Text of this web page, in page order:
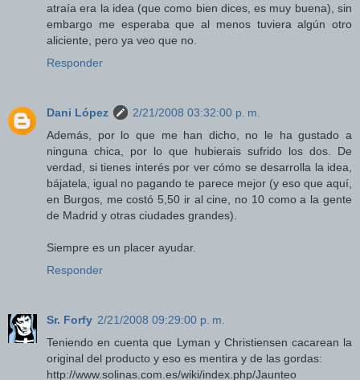
atraía era la idea (que como bien dices, es muy buena), sin
embargo me esperaba que al menos tuviera algún otro
aliciente, pero ya veo que no.
Responder
Dani López
2/21/2008 03:32:00 p. m.
Además, por lo que me han dicho, no le ha gustado a
ninguna chica, por lo que hubierais sufrido los dos. De
verdad, si tienes interés por ver cómo se desarrolla la idea,
bájatela, igual no pagando te parece mejor (y eso que aquí,
en Burgos, me costó 5,50 ir al cine, no 10 como a la gente
de Madrid y otras ciudades grandes).
Siempre es un placer ayudar.
Responder
Sr. Forfy 2/21/2008 09:29:00 p. m.
Teniendo en cuenta que Lyman y Christiensen cacarean la
original del producto y eso es mentira y de las gordas:
http://www.solinas.com.es/wiki/index.php/Jaunteo